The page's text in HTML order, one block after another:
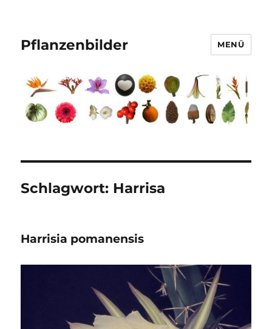
Pflanzenbilder MENÜ
Schlagwort: Harrisa
Harrisia pomanensis